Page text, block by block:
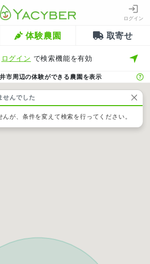
ログイン
体験農園 取寄せ
ログイン で検索機能を有効
市周辺の体験ができる農園を表示
せんでした
が、条件を変えて検索を行ってください。